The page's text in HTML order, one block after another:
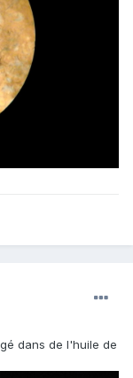
dans de l'huile de